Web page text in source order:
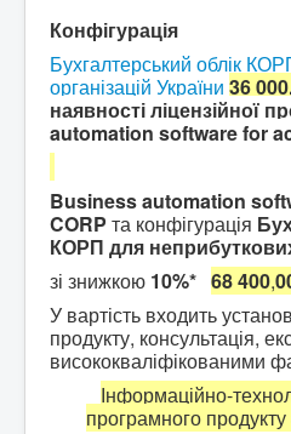
Конфігурація
Бухгалтерський облік
організацій України 36
наявності ліцензійної
automation software for
Business automation
CORP та конфігурація
КОРП для
зі знижкою 10%* 68 400,
У вартість входить
продукту, консультація,
висококваліфікованими
Інформаційно-
програмного продукту